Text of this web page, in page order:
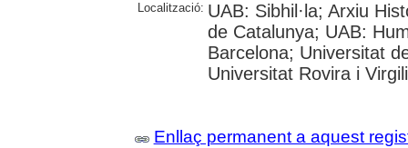
Localització: UAB: Sibhil·la; Arxiu
de Catalunya; UAB:
Barcelona; Universitat
Universitat Rovira i
Enllaç permanent a aquest